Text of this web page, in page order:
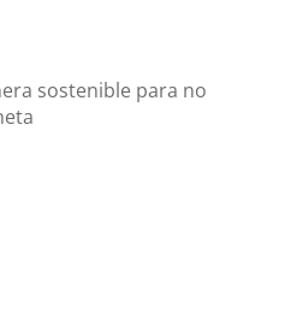
sostenible para no